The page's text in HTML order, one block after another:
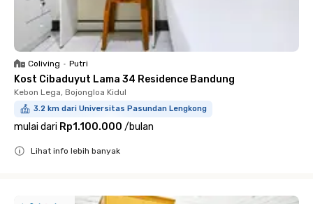
Coliving • Putri
Kost Cibaduyut Lama 34 Residence Bandung
Kebon Lega, Bojongloa Kidul
3.2 km dari Universitas Pasundan Lengkong
mulai dari Rp1.100.000 /bulan
Lihat info lebih banyak